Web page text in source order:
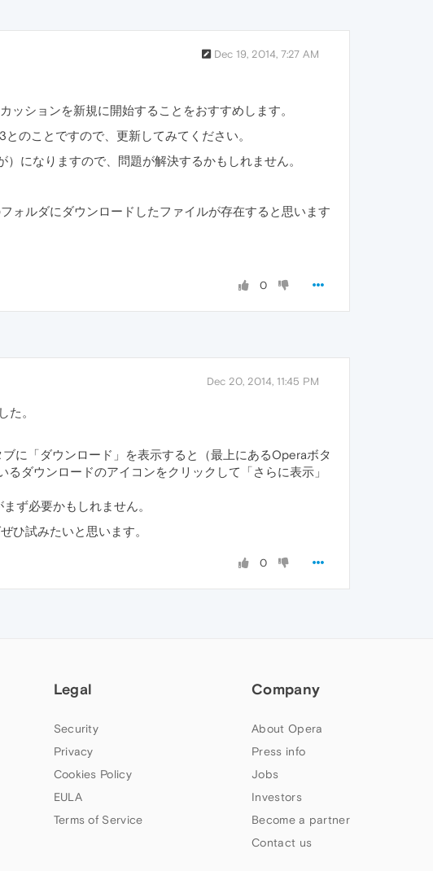
Dec 19, 2014, 7:27 AM
ションを新規に開始することをおすすめします。
のことですので、更新してみてください。
になりますので、問題が解決するかもしれません。
ォルダにダウンロードしたファイルが存在すると思います
0
Dec 20, 2014, 11:45 PM
た。
に「ダウンロード」を表示すると（最上にあるOperaボタ
ダウンロードのアイコンをクリックして「さらに表示」
ず必要かもしれません。
ひ試みたいと思います。
0
Legal
Security
Privacy
Cookies Policy
EULA
Terms of Service
Company
About Opera
Press info
Jobs
Investors
Become a partner
Contact us